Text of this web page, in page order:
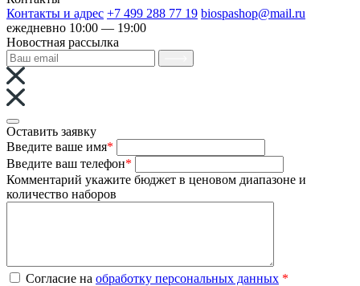
Контакты и адрес +7 499 288 77 19 biospashop@mail.ru
ежедневно 10:00 — 19:00
Новостная рассылка
Оставить заявку
Введите ваше имя*
Введите ваш телефон*
Комментарий укажите бюджет в ценовом диапазоне и
количество наборов
Согласие на обработку персональных данных *